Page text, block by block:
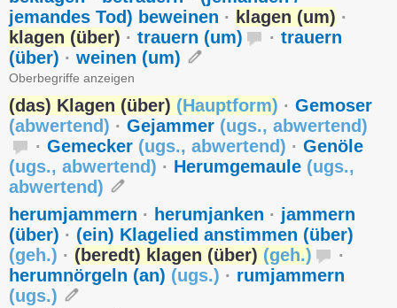
jemandes Tod) beweinen · klagen (um) ·
klagen (über) · trauern (um) · trauern
(über) · weinen (um)
Oberbegriffe anzeigen
(das) Klagen (über) (Hauptform) · Gemoser
(abwertend) · Gejammer (ugs., abwertend)
· Gemecker (ugs., abwertend) · Genöle
(ugs., abwertend) · Herumgemaule (ugs.,
abwertend)
herumjammern · herumjanken · jammern
(über) · (ein) Klagelied anstimmen (über)
(geh.) · (beredt) klagen (über) (geh.)
·
herumnörgeln (an) (ugs.) · rumjammern
(ugs.)